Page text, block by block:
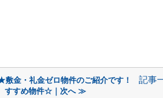
金・礼金ゼロ物件のご紹介です！ 記事
すすめ物件☆｜次へ ≫